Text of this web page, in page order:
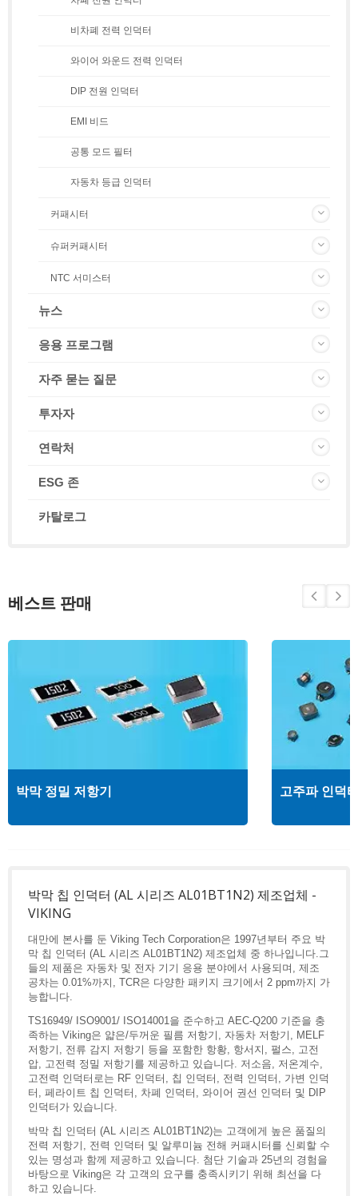
비차폐 전력 인덕터
와이어 와운드 전력 인덕터
DIP 전원 인덕터
EMI 비드
공통 모드 필터
자동차 등급 인덕터
커패시터
슈퍼커패시터
NTC 서미스터
뉴스
응용 프로그램
자주 묻는 질문
투자자
연락처
ESG 존
카탈로그
베스트 판매
박막 정밀 저항기 고주파 인덕
박막 칩 인덕터 (AL 시리즈 AL01BT1N2) 제조업체 -
VIKING
대만에 본사를 둔 Viking Tech Corporation은 1997년부터 주요 박
막 칩 인덕터 (AL 시리즈 AL01BT1N2) 제조업체 중 하나입니다.그
들의 제품은 자동차 및 전자 기기 응용 분야에서 사용되며, 제조
공차는 0.01%까지, TCR은 다양한 패키지 크기에서 2 ppm까지 가
능합니다.
TS16949/ ISO9001/ ISO14001을 준수하고 AEC-Q200 기준을 충
족하는 Viking은 얇은/두꺼운 필름 저항기, 자동차 저항기, MELF
저항기, 전류 감지 저항기 등을 포함한 항황, 항서지, 펄스, 고전
압, 고전력 정밀 저항기를 제공하고 있습니다. 저소음, 저온계수,
고전력 인덕터로는 RF 인덕터, 칩 인덕터, 전력 인덕터, 가변 인덕
터, 페라이트 칩 인덕터, 차폐 인덕터, 와이어 권선 인덕터 및 DIP
인덕터가 있습니다.
박막 칩 인덕터 (AL 시리즈 AL01BT1N2)는 고객에게 높은 품질의
전력 저항기, 전력 인덕터 및 알루미늄 전해 커패시터를 신뢰할 수
있는 명성과 함께 제공하고 있습니다. 첨단 기술과 25년의 경험을
바탕으로 Viking은 각 고객의 요구를 충족시키기 위해 최선을 다
하고 있습니다.